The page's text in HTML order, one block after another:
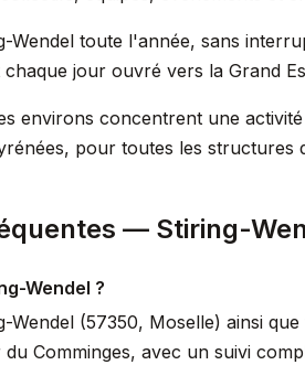
Wendel toute l'année, sans
jour ouvré vers la Grand
environs concentrent une
pour toutes les structures
— Stiring-
Wendel ?
Wendel (57350, Moselle) ainsi
Comminges, avec un suivi